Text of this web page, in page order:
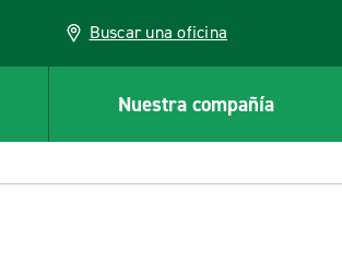
Buscar una oficina
Nuestra compañía